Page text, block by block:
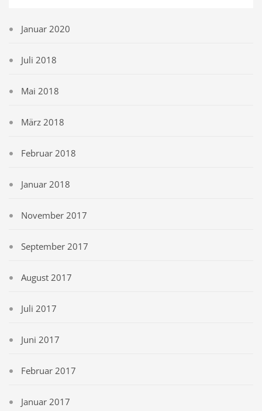
Januar 2020
Juli 2018
Mai 2018
März 2018
Februar 2018
Januar 2018
November 2017
September 2017
August 2017
Juli 2017
Juni 2017
Februar 2017
Januar 2017